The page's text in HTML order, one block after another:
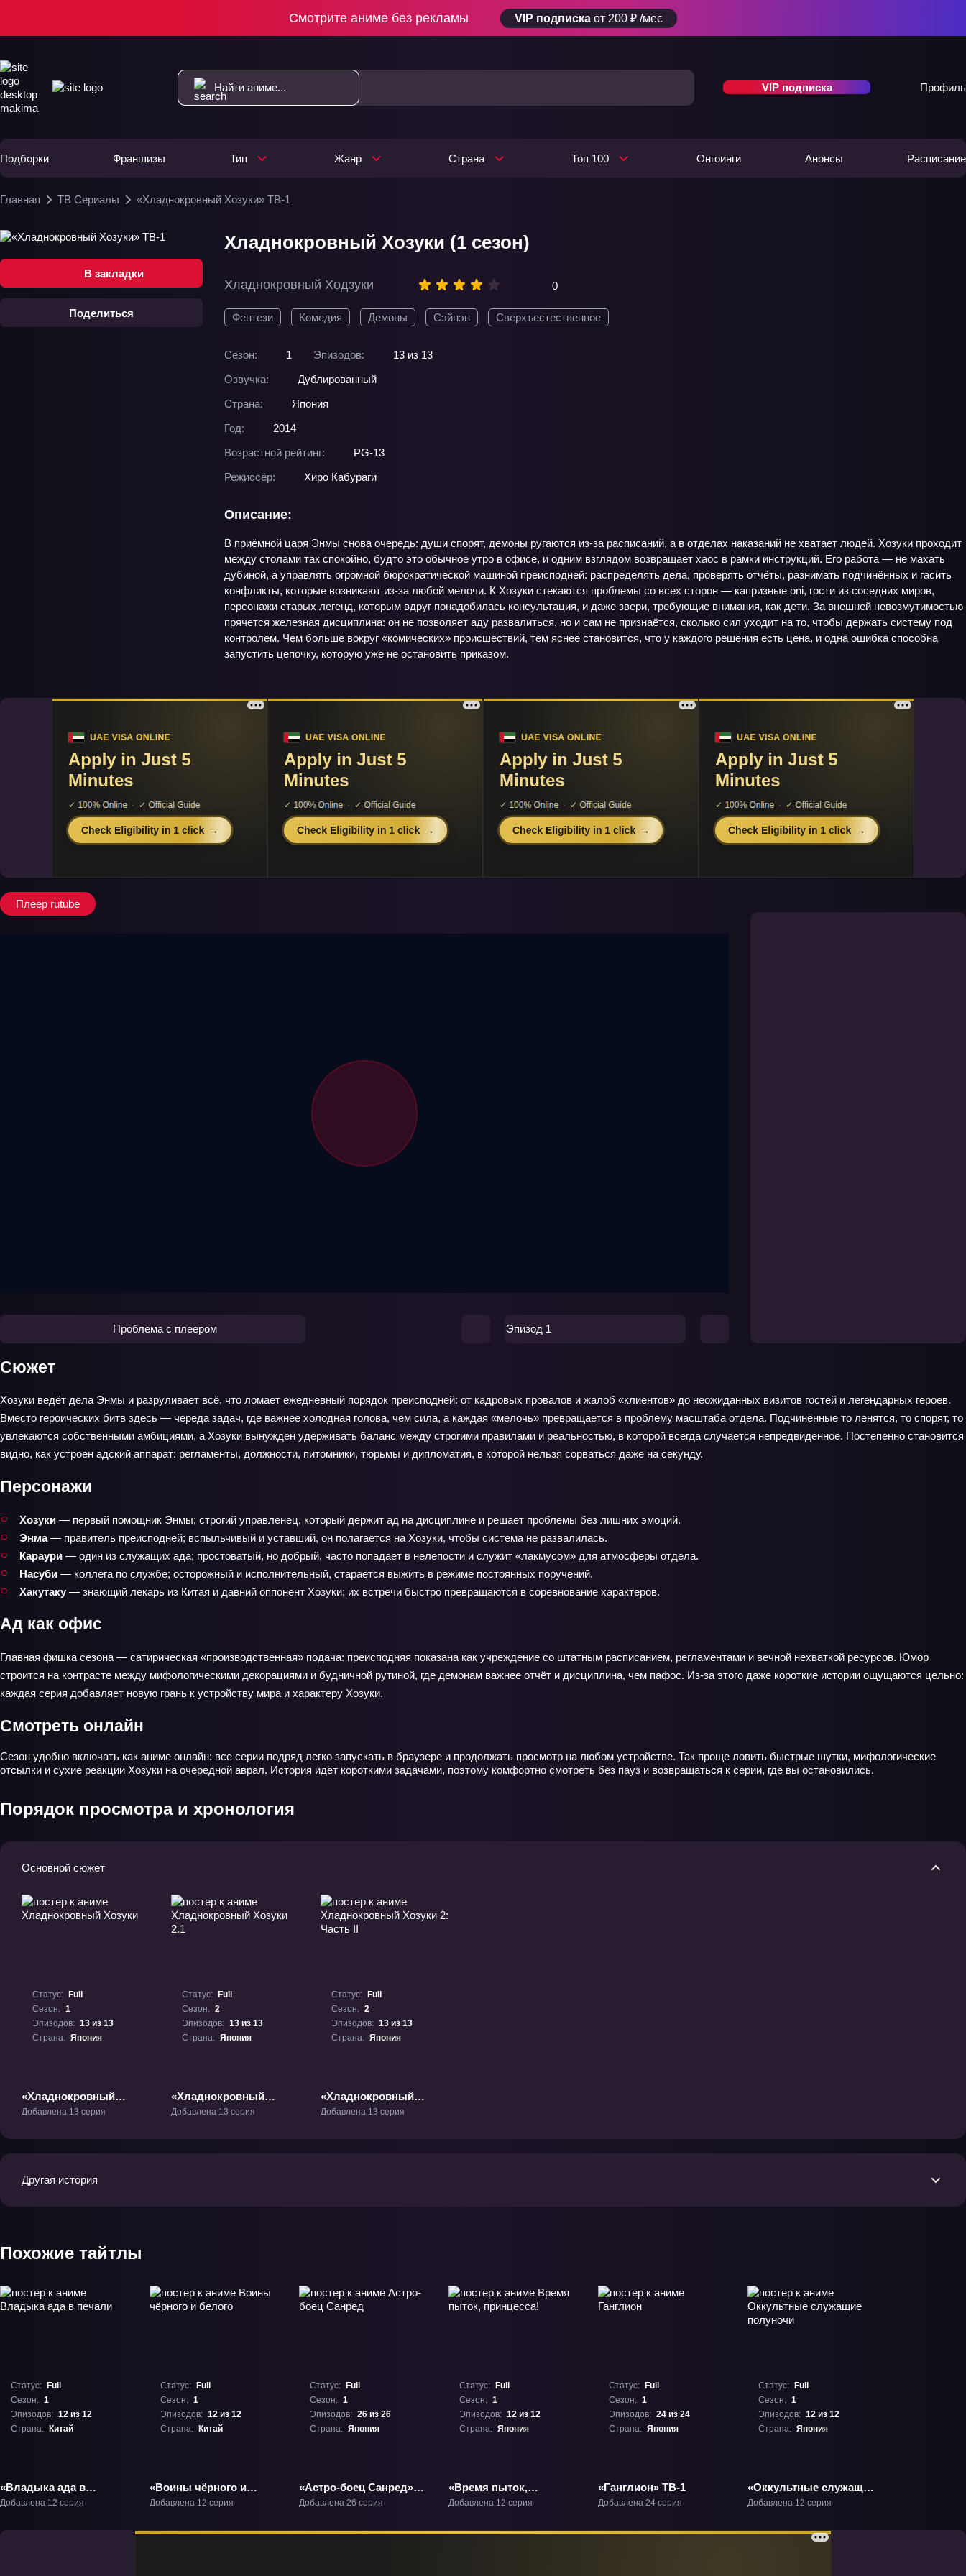
Смотрите аниме без рекламы VIP подписка от 200 ₽ /мес
VIP подписка Профиль
Подборки Франшизы Тип Жанр Страна Топ 100 Онгоинги Анонсы Расписание
Главная ТВ Сериалы «Хладнокровный Хозуки» ТВ-1
В закладки
Поделиться
Хладнокровный Хозуки (1 сезон)
Хладнокровный Ходзуки 0
Фентези Комедия Демоны Сэйнэн Сверхъестественное
Сезон: 1 Эпизодов:
13 из 13
Озвучка:
Дублированный
Страна:
Япония
Год:
2014
Возрастной рейтинг:
PG-13
Режиссёр:
Хиро Кабураги
Описание:
В приёмной царя Энмы снова очередь: души спорят, демоны ругаются из‑за расписаний, а в отделах наказаний не хватает людей. Хозуки проходит
между столами так спокойно, будто это обычное утро в офисе, и одним взглядом возвращает хаос в рамки инструкций. Его работа — не махать
дубиной, а управлять огромной бюрократической машиной преисподней: распределять дела, проверять отчёты, разнимать подчинённых и гасить
конфликты, которые возникают из‑за любой мелочи. К Хозуки стекаются проблемы со всех сторон — капризные oni, гости из соседних миров,
персонажи старых легенд, которым вдруг понадобилась консультация, и даже звери, требующие внимания, как дети. За внешней невозмутимостью
прячется железная дисциплина: он не позволяет аду развалиться, но и сам не признаётся, сколько сил уходит на то, чтобы держать систему под
контролем. Чем больше вокруг «комических» происшествий, тем яснее становится, что у каждого решения есть цена, и одна ошибка способна
запустить цепочку, которую уже не остановить приказом.
Плеер rutube
Проблема с плеером Эпизод 1
Сюжет
Хозуки ведёт дела Энмы и разруливает всё, что ломает ежедневный порядок преисподней: от кадровых провалов и жалоб «клиентов» до неожиданных визитов гостей и легендарных героев.
Вместо героических битв здесь — череда задач, где важнее холодная голова, чем сила, а каждая «мелочь» превращается в проблему масштаба отдела. Подчинённые то ленятся, то спорят, то
увлекаются собственными амбициями, а Хозуки вынужден удерживать баланс между строгими правилами и реальностью, в которой всегда случается непредвиденное. Постепенно становится
видно, как устроен адский аппарат: регламенты, должности, питомники, тюрьмы и дипломатия, в которой нельзя сорваться даже на секунду.
Персонажи
Хозуки — первый помощник Энмы; строгий управленец, который держит ад на дисциплине и решает проблемы без лишних эмоций.
Энма— правитель преисподней; вспыльчивый и уставший, он полагается на Хозуки, чтобы система не развалилась.
Караури — один из служащих ада; простоватый, но добрый, часто попадает в нелепости и служит «лакмусом» для атмосферы отдела.
Насуби — коллега по службе; осторожный и исполнительный, старается выжить в режиме постоянных поручений.
Хакутаку — знающий лекарь из Китая и давний оппонент Хозуки; их встречи быстро превращаются в соревнование характеров.
Ад как офис
Главная фишка сезона — сатирическая «производственная» подача: преисподняя показана как учреждение со штатным расписанием, регламентами и вечной нехваткой ресурсов. Юмор
строится на контрасте между мифологическими декорациями и будничной рутиной, где демонам важнее отчёт и дисциплина, чем пафос. Из‑за этого даже короткие истории ощущаются цельно:
каждая серия добавляет новую грань к устройству мира и характеру Хозуки.
Смотреть онлайн
Сезон удобно включать как аниме онлайн: все серии подряд легко запускать в браузере и продолжать просмотр на любом устройстве. Так проще ловить быстрые шутки, мифологические
отсылки и сухие реакции Хозуки на очередной аврал. История идёт короткими задачами, поэтому комфортно смотреть без пауз и возвращаться к серии, где вы остановились.
Порядок просмотра и хронология
Основной сюжет
Статус:
Full
Сезон: 1
Эпизодов: 13 из 13
Страна: Япония
«Хладнокровный
Хозуки» ТВ-1
Добавлена 13 серия
Статус:
Full
Сезон: 2
Эпизодов: 13 из 13
Страна: Япония
«Хладнокровный
Хозуки 2.1» ТВ-2
Добавлена 13 серия
Статус:
Full
Сезон: 2
Эпизодов: 13 из 13
Страна: Япония
«Хладнокровный
Хозуки 2: Часть II» ТВ-2
Добавлена 13 серия
Другая история
Похожие тайтлы
Статус:
Full
Сезон: 1
Эпизодов: 12 из 12
Страна:
Китай
«Владыка ада в
печали» ТВ-1
Добавлена 12 серия
Статус:
Full
Сезон: 1
Эпизодов: 12 из 12
Страна:
Китай
«Воины чёрного и
белого» ТВ-1
Добавлена 12 серия
Статус:
Full
Сезон: 1
Эпизодов: 26 из 26
Страна: Япония
«Астро-боец Санред»
ТВ-1
Добавлена 26 серия
Статус:
Full
Сезон: 1
Эпизодов: 12 из 12
Страна: Япония
«Время пыток,
принцесса!» ТВ-1
Добавлена 12 серия
Статус:
Full
Сезон: 1
Эпизодов: 24 из 24
Страна: Япония
«Ганглион» ТВ-1
Добавлена 24 серия
Статус:
Full
Сезон: 1
Эпизодов: 12 из 12
Страна: Япония
«Оккультные служащие
полуночи» ТВ-1
Добавлена 12 серия